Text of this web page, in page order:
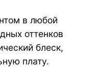
в любой
оттенков
блеск,
плату.